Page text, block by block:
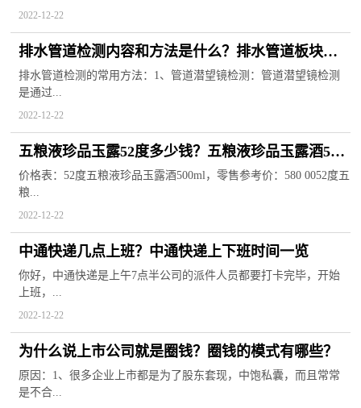
2022-12-22
排水管道检测内容和方法是什么？排水管道板块股
票有哪些？
排水管道检测的常用方法：1、管道潜望镜检测：管道潜望镜检测
是通过...
2022-12-22
五粮液珍品玉露52度多少钱？五粮液珍品玉露酒52
度价格
价格表：52度五粮液珍品玉露酒500ml，零售参考价：580 0052度五
粮...
2022-12-22
中通快递几点上班？中通快递上下班时间一览
你好，中通快递是上午7点半公司的派件人员都要打卡完毕，开始
上班，...
2022-12-22
为什么说上市公司就是圈钱？圈钱的模式有哪些？
原因：1、很多企业上市都是为了股东套现，中饱私囊，而且常常
是不合...